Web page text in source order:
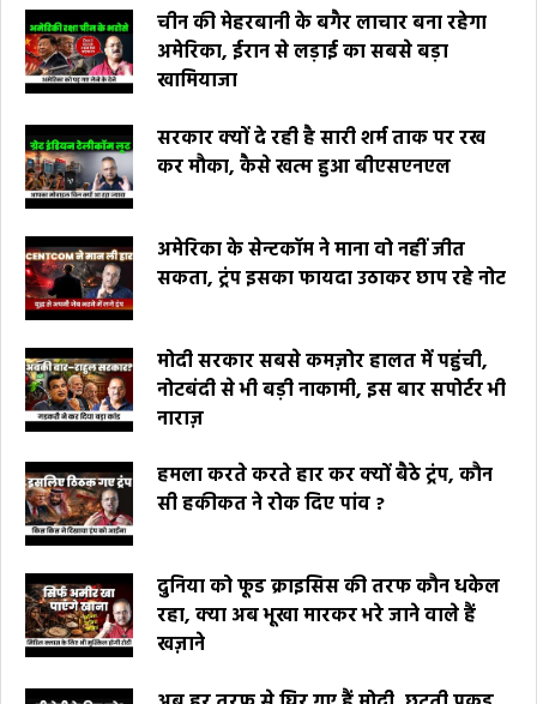
चीन की मेहरबानी के बगैर लाचार बना रहेगा
अमेरिका, ईरान से लड़ाई का सबसे बड़ा
खामियाजा
सरकार क्यों दे रही है सारी शर्म ताक पर रख
कर मौका, कैसे खत्म हुआ बीएसएनएल
अमेरिका के सेन्टकॉम ने माना वो नहीं जीत
सकता, ट्रंप इसका फायदा उठाकर छाप रहे नोट
मोदी सरकार सबसे कमज़ोर हालत में पहुंची,
नोटबंदी से भी बड़ी नाकामी, इस बार सपोर्टर भी
नाराज़
हमला करते करते हार कर क्यों बैठे ट्रंप, कौन
सी हकीकत ने रोक दिए पांव ?
दुनिया को फूड क्राइसिस की तरफ कौन धकेल
रहा, क्या अब भूखा मारकर भरे जाने वाले हैं
खज़ाने